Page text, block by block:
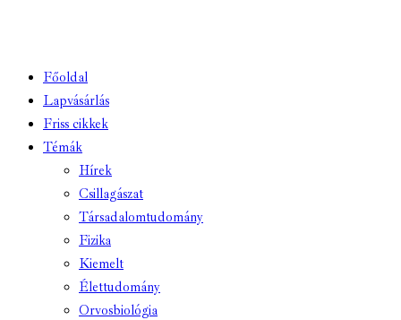
Főoldal
Lapvásárlás
Friss cikkek
Témák
Hírek
Csillagászat
Társadalomtudomány
Fizika
Kiemelt
Élettudomány
Orvosbiológia